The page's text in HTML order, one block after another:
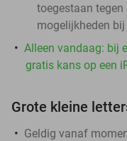
toegestaan tegen
mogelijkheden bij
Alleen vandaag: bij
gratis kans op een
Grote kleine
Geldig vanaf